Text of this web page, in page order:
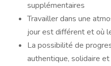
supplémentaires
Travailler dans une
jour est différent et où
La possibilité de
authentique, solidaire